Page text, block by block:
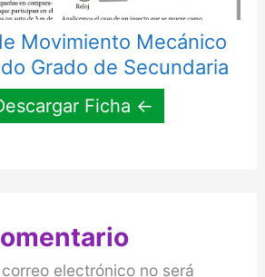
Movimiento Mecánico
Grado de Secundaria
Ficha ←
electrónico no será